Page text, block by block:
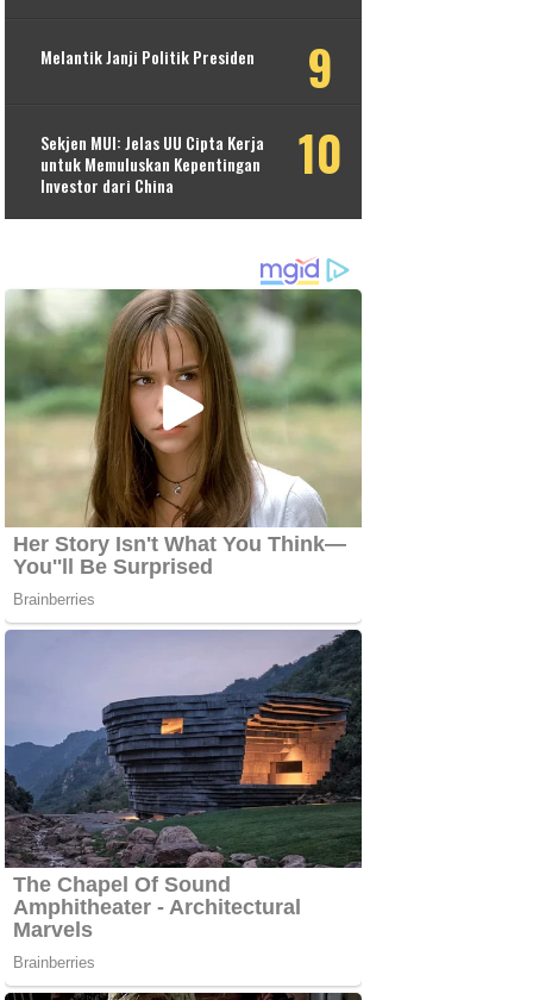
Melantik Janji Politik Presiden
Sekjen MUI: Jelas UU Cipta Kerja
untuk Memuluskan Kepentingan
Investor dari China